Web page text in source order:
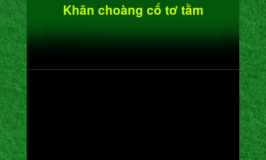
Khăn choàng cổ tơ tằm